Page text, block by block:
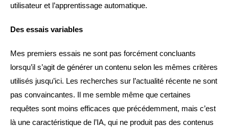
utilisateur et l’apprentissage automatique.
Des essais variables
Mes premiers essais ne sont pas forcément concluants
lorsqu’il s’agit de générer un contenu selon les mêmes critères
utilisés jusqu’ici. Les recherches sur l’actualité récente ne sont
pas convaincantes. Il me semble même que certaines
requêtes sont moins efficaces que précédemment, mais c’est
là une caractéristique de l’IA, qui ne produit pas des contenus